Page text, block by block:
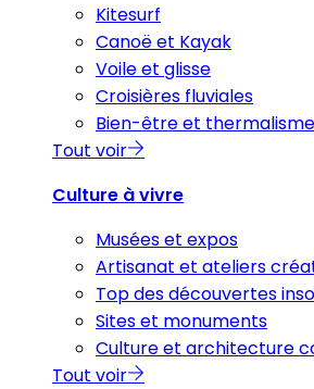
Kitesurf
Canoë et Kayak
Voile et glisse
Croisières fluviales
Bien-être et thermalisme
Tout voir
Culture à vivre
Musées et expos
Artisanat et ateliers
Top des découvertes
Sites et monuments
Culture et architecture
Tout voir